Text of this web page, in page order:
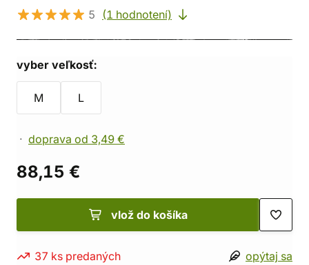
5 (1 hodnotení)
vyber veľkosť:
M L
doprava od 3,49 €
88,15 €
vlož do košíka
37 ks predaných
opýtaj sa